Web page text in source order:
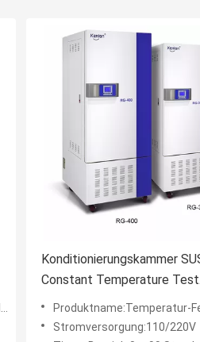
Konditionierungskammer
Constant Temperature Test
Chamber der Temperatur-
Produktname:Temperatur-Feuchtigkeits-
Stromversorgung:110/220V